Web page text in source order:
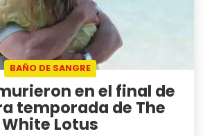
BAÑO DE SANGRE
en el final de
temporada de The
White Lotus